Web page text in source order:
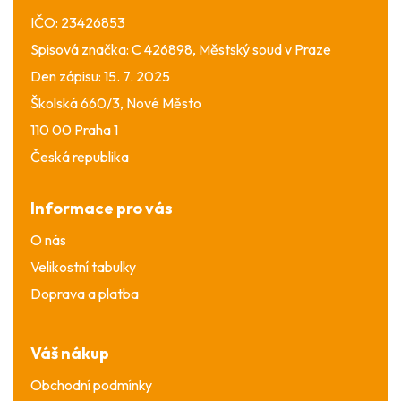
IČO: 23426853
Spisová značka: C 426898, Městský soud v Praze
Den zápisu: 15. 7. 2025
Školská 660/3, Nové Město
110 00 Praha 1
Česká republika
Informace pro vás
O nás
Velikostní tabulky
Doprava a platba
Váš nákup
Obchodní podmínky